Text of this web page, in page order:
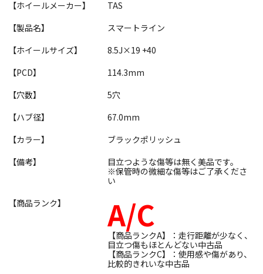
【ホイールメーカー】
TAS
【製品名】
スマートライン
【ホイールサイズ】
8.5J×19 +40
【PCD】
114.3mm
【穴数】
5穴
【ハブ径】
67.0mm
【カラー】
ブラックポリッシュ
【備考】
目立つような傷等は無く美品です。
※保管時の微細な傷等はご了承くださ
い
【商品ランク】
A/C
【商品ランクA】：走行距離が少なく、
目立つ傷もほとんどない中古品
【商品ランクC】：使用感や傷があり、
比較的きれいな中古品